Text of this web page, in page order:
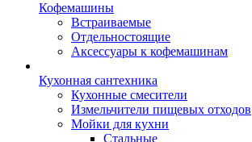
Кофемашины
Встраиваемые
Отдельностоящие
Аксессуары к кофемашинам
Кухонная сантехника
Кухонные смесители
Измельчители пищевых отходов
Мойки для кухни
Стальные